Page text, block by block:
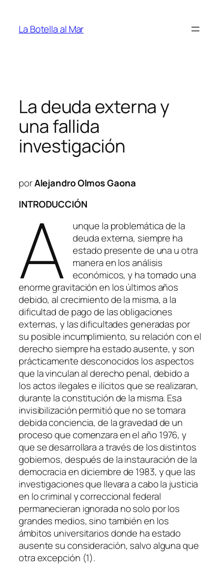
contenido
La Botella al Mar
La deuda externa y
una fallida
investigación
porAlejandro Olmos Gaona
INTRODUCCIÓN
A
unque la problemática de la
deuda externa, siempre ha
estado presente de una u otra
manera en los análisis
económicos, y ha tomado una
enorme gravitación en los últimos años
debido, al crecimiento de la misma, a la
dificultad de pago de las obligaciones
externas, y las dificultades generadas por
su posible incumplimiento, su relación con el
derecho siempre ha estado ausente, y son
prácticamente desconocidos los aspectos
que la vinculan al derecho penal, debido a
los actos ilegales e ilícitos que se realizaran,
durante la constitución de la misma. Esa
invisibilización permitió que no se tomara
debida conciencia, de la gravedad de un
proceso que comenzara en el año 1976, y
que se desarrollara a través de los distintos
gobiernos, después de la instauración de la
democracia en diciembre de 1983, y que las
investigaciones que llevara a cabo la justicia
en lo criminal y correccional federal
permanecieran ignorada no solo por los
grandes medios, sino también en los
ámbitos universitarios donde ha estado
ausente su consideración, salvo alguna que
otra excepción (1).